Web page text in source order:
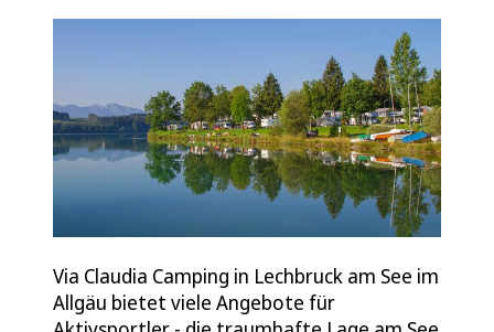
Via Claudia Camping in Lechbruck am See im
Allgäu bietet viele Angebote für